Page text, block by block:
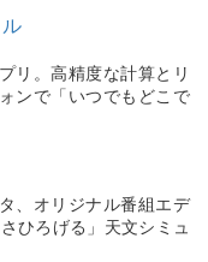
リ。高精度な計算とリ
ンで「いつでもどこで
、オリジナル番組エデ
ひろげる」天文シミュ